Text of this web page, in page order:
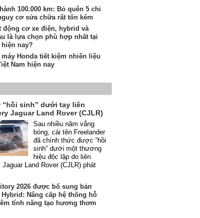
100.000 km: Bỏ quên 5 chi
cơ sửa chữa rất tốn kém
động cơ xe điện, hybrid và
là lựa chọn phù hợp nhất tại
hiện nay?
máy Honda tiết kiệm nhiên liệu
Nam hiện nay
“hồi sinh” dưới tay liên
Jaguar Land Rover (CJLR)
Sau nhiều năm vắng
bóng, cái tên Freelander
đã chính thức được “hồi
sinh” dưới một thương
hiệu độc lập do liên
Jaguar Land Rover (CJLR) phát
2026 được bổ sung bản
Nâng cấp hệ thống hỗ
tính năng tạo hương thơm